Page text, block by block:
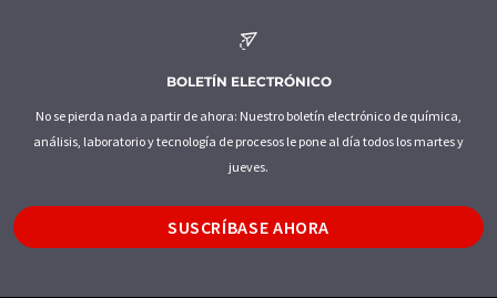
BOLETÍN ELECTRÓNICO
No se pierda nada a partir de ahora: Nuestro boletín electrónico de química,
análisis, laboratorio y tecnología de procesos le pone al día todos los martes y
jueves.
SUSCRÍBASE AHORA